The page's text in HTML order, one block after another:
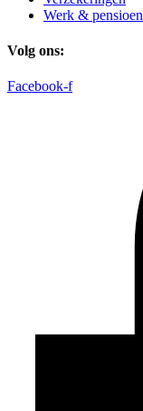
Werk & pensioen
Volg ons:
Facebook-f